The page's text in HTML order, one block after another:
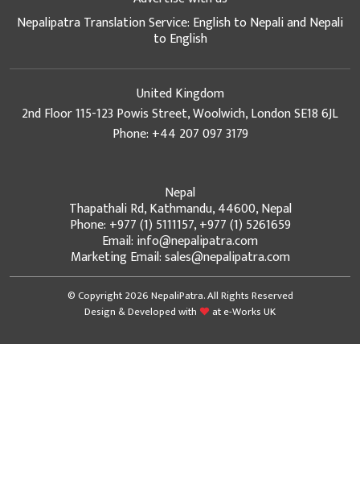
Nepalipatra Translation Service: English to Nepali and Nepali
to English
United Kingdom
2nd Floor 115-123 Powis Street, Woolwich, London SE18 6JL
Phone: +44 207 097 3179
Nepal
Thapathali Rd, Kathmandu, 44600, Nepal
Phone: +977 (1) 5111157, +977 (1) 5261659
Email: info@nepalipatra.com
Marketing Email: sales@nepalipatra.com
© Copyright 2026 NepaliPatra. All Rights Reserved
Design & Developed with
ate-Works UK